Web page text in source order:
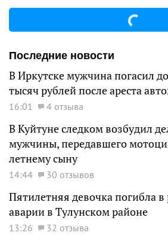
Последние новости
В Иркутске мужчина погасил
тысяч рублей после ареста
16:01 4 отзыва
В Куйтуне следком возбудил
мужчины, передавшего
летнему сыну
14:44 30 отзывов
Пятилетняя девочка погибла в
аварии в Тулунском районе
13:26 32 отзыва